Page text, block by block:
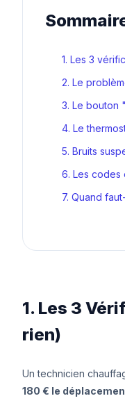
1. Les 3
2. Le
3. Le bouton
4. Le
5. Bruits
6. Les codes
7. Quand
1. Les 3
rien)
Un technicien
180 € le